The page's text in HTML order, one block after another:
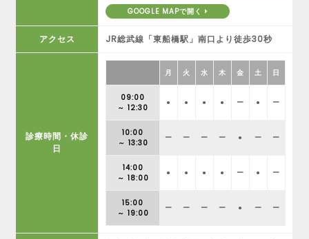
GOOGLE MAPで開く
アクセス JR総武線「東船橋駅」南口より徒歩30秒
診療時間・休診
日
月 火 水 木 金 土 日
09:00
～ 12:30
● ● ● ● ー ● ー
10:00
～ 13:30
ー ー ー ー ● ー ー
14:00
～ 18:00
● ● ● ● ー ● ー
15:00
～ 19:00
ー ー ー ー ● ー ー